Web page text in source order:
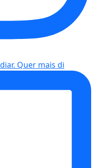
Quer mais di